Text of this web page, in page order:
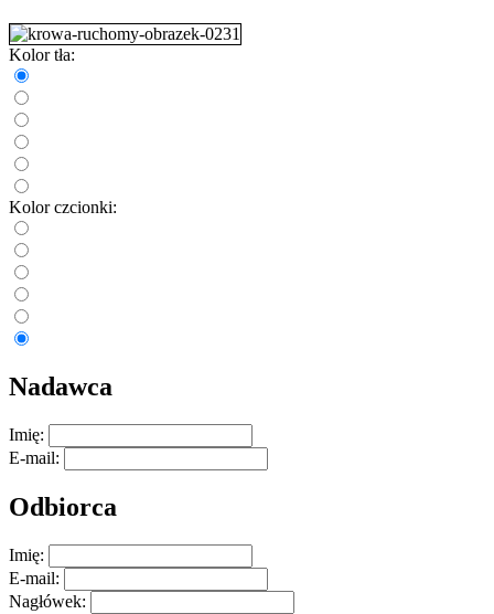
Kolor tła:
Kolor czcionki:
Nadawca
Imię:
E-mail:
Odbiorca
Imię:
E-mail:
Nagłówek: